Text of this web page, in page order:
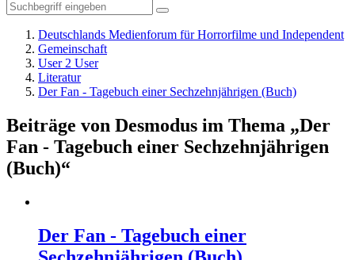
Deutschlands Medienforum für Horrorfilme und Independent
Gemeinschaft
User 2 User
Literatur
Der Fan - Tagebuch einer Sechzehnjährigen (Buch)
Beiträge von Desmodus im Thema „Der
Fan - Tagebuch einer Sechzehnjährigen
(Buch)“
Der Fan - Tagebuch einer